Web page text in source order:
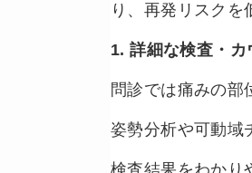
り、再発リスクを
1. 詳細な検査・カ
問診では痛みの部
姿勢分析や可動域
検査結果をわかり